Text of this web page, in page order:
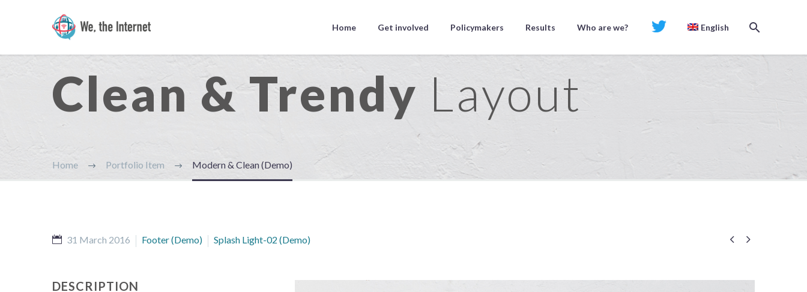
Home Get involved Policymakers Results Who are we? TwtEnglish
Clean & Trendy Layout
Home Portfolio Item Modern & Clean (Demo)
 
31 March 2016 Footer (Demo) Splash Light-02 (Demo)
DESCRIPTION